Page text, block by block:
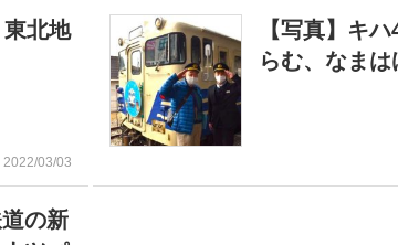
東北地
2022/03/03
【写真】キ
らむ、なまは
の新